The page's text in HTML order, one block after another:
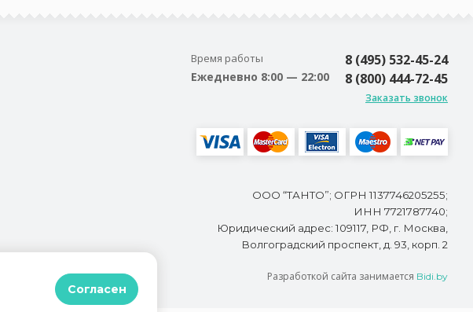
Время работы
Ежедневно 8:00 — 22:00
8 (495) 532-45-24
8 (800) 444-72-45
Заказать звонок
ООО “ТАНТО”; ОГРН 1137746205255;
ИНН 7721787740;
Юридический адрес: 109117, РФ, г. Москва,
Волгоградский проспект, д. 93, корп. 2
Разработкой сайта занимается Bidi.by
Согласен